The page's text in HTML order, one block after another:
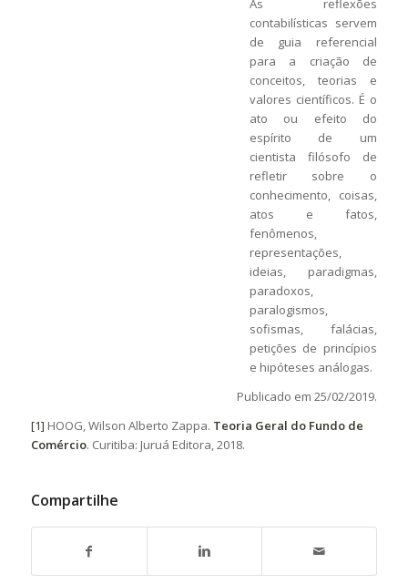
As reflexões
contabilísticas servem
de guia referencial
para a criação de
conceitos, teorias e
valores científicos. É o
ato ou efeito do
espírito de um
cientista filósofo de
refletir sobre o
conhecimento, coisas,
atos e fatos,
fenômenos,
representações,
ideias, paradigmas,
paradoxos,
paralogismos,
sofismas, falácias,
petições de princípios
e hipóteses análogas.
Publicado em 25/02/2019.
[1] HOOG, Wilson Alberto Zappa. Teoria Geral do Fundo de
Comércio. Curitiba: Juruá Editora, 2018.
Compartilhe